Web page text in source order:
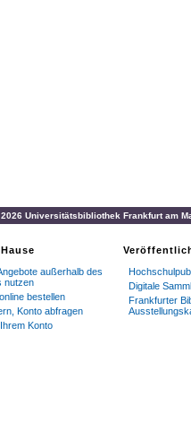
Universitätsbibliothek Frankfurt am
außerhalb des
nutzen
bestellen
Konto abfragen
Konto
Digitale
Frankfurter